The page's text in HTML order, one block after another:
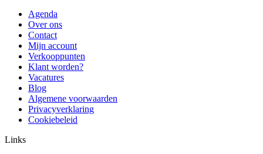
Agenda
Over ons
Contact
Mijn account
Verkooppunten
Klant worden?
Vacatures
Blog
Algemene voorwaarden
Privacyverklaring
Cookiebeleid
Links